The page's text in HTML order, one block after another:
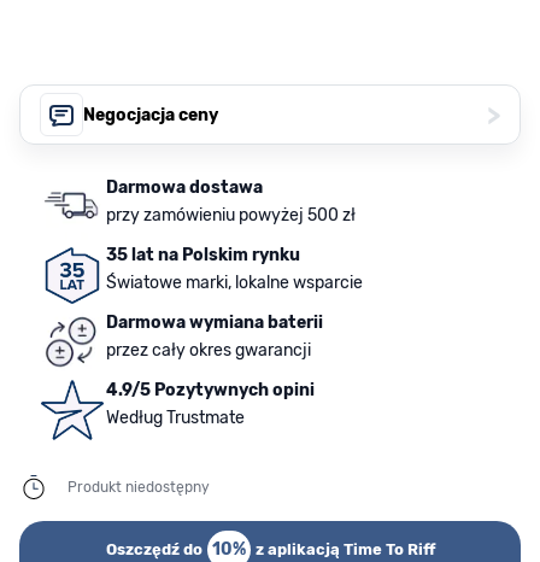
Negocjacja ceny >
Darmowa dostawa
przy zamówieniu powyżej 500 zł
35 lat na Polskim rynku
Światowe marki, lokalne wsparcie
Darmowa wymiana baterii
przez cały okres gwarancji
4.9/5 Pozytywnych opini
Według Trustmate
Produkt niedostępny
Oszczędź do 10% z aplikacją Time To Riff